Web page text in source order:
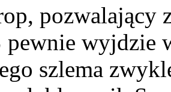
pozwalający
wyjdzie
szlema